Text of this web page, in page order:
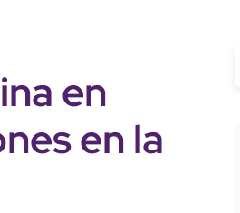
en
en la